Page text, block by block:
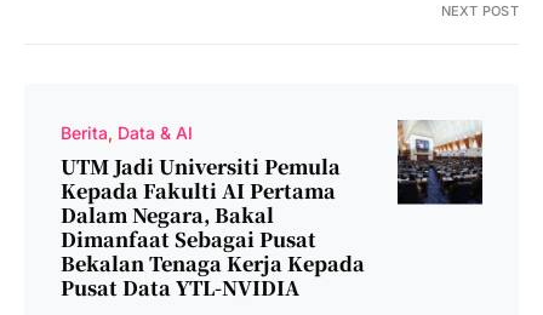
NEXT POST
Berita Data & AI
UTM Jadi Universiti Pemula
Kepada Fakulti AI Pertama
Dalam Negara, Bakal
Dimanfaat Sebagai Pusat
Bekalan Tenaga Kerja Kepada
Pusat Data YTL-NVIDIA